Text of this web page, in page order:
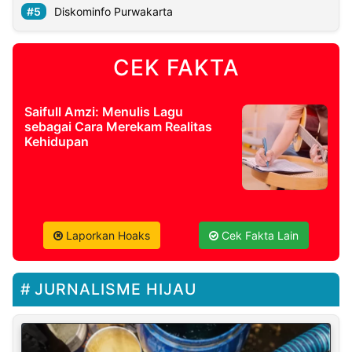
Diskominfo Purwakarta
CEK FAKTA
Saifull Amzi: Menulis Lagu
sebagai Cara Merekam Realitas
Kehidupan
Laporkan Hoaks Cek Fakta Lain
JURNALISME HIJAU